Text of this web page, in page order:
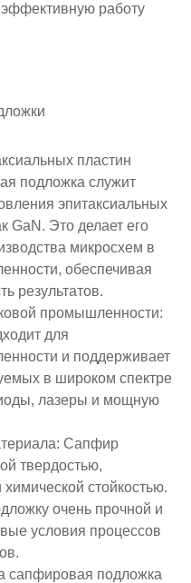
работу
пластин
подложка служит
эпитаксиальных
GaN. Это делает его
микросхем в
обеспечивая
результатов.
промышленности:
для
и поддерживает
в широком спектре
лазеры и мощную
: Сапфир
твердостью,
стойкостью.
очень прочной и
условия процессов
сапфировая подложка